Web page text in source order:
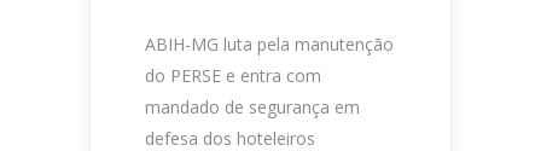
ABIH-MG luta pela manutenção
do PERSE e entra com
mandado de segurança em
defesa dos hoteleiros